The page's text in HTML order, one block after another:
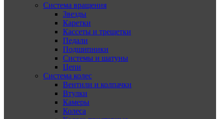
Система вращения
Звезды
Каретки
Кассеты и трещетки
Педали
Подшипники
Системы и шатуны
Цепи
Система колес
Вентили и колпачки
Втулки
Камеры
Колеса